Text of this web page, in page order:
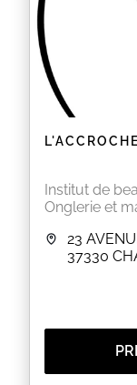
Institut de
Onglerie et
23
37330